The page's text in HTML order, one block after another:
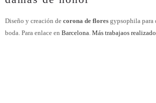
Diseño y creación de corona de flores gypsophila para
boda. Para enlace en Barcelona. Más trabajaos